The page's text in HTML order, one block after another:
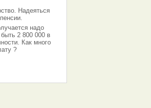
Надеяться
надо
2 800 000 в
Как много
?